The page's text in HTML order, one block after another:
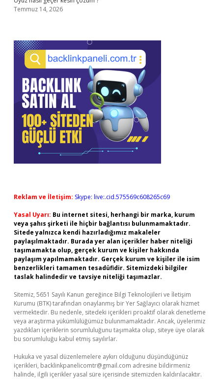
Temmuz 14, 2026
Reklam ve İletişim: Skype: live:.cid.575569c608265c69
Yasal Uyarı: Bu internet sitesi, herhangi bir marka, kurum
veya şahıs şirketi ile hiçbir bağlantısı bulunmamaktadır.
Sitede yalnızca kendi hazırladığımız makaleler
paylaşılmaktadır. Burada yer alan içerikler haber niteliği
taşımamakta olup, gerçek kurum ve kişiler hakkında
paylaşım yapılmamaktadır. Gerçek kurum ve kişiler ile isim
benzerlikleri tamamen tesadüfidir. Sitemizdeki bilgiler
taslak halindedir ve tavsiye niteliği taşımazlar.
Sitemiz, 5651 Sayılı Kanun gereğince Bilgi Teknolojileri ve İletişim
Kurumu (BTK) tarafından onaylanmış bir Yer Sağlayıcı olarak hizmet
vermektedir. Bu nedenle, sitedeki içerikleri proaktif olarak denetleme
veya araştırma yükümlülüğümüz bulunmamaktadır. Ancak, üyelerimiz
yazdıkları içeriklerin sorumluluğunu taşımakta olup, siteye üye olarak
bu sorumluluğu kabul etmiş sayılırlar.
Hukuka ve yasal düzenlemelere aykırı olduğunu düşündüğünüz
içerikleri, backlinkpanelicomtr@gmail.com adresine bildirmeniz
halinde, ilgili içerikler yasal süre içerisinde sitemizden kaldırılacaktır.